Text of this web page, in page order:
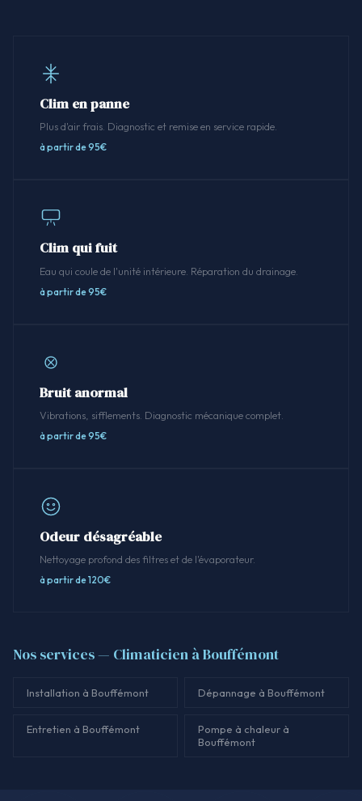
Clim en panne
Plus d'air frais. Diagnostic et remise en service rapide.
à partir de 95€
Clim qui fuit
Eau qui coule de l'unité intérieure. Réparation du drainage.
à partir de 95€
Bruit anormal
Vibrations, sifflements. Diagnostic mécanique complet.
à partir de 95€
Odeur désagréable
Nettoyage profond des filtres et de l'évaporateur.
à partir de 120€
Nos services — Climaticien à Bouffémont
Installation à Bouffémont Dépannage à Bouffémont
Entretien à Bouffémont
Pompe à chaleur à
Bouffémont